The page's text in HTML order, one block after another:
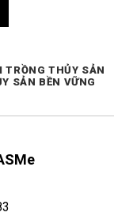
TRỒNG THỦY SẢN
SẢN BỀN VỮNG